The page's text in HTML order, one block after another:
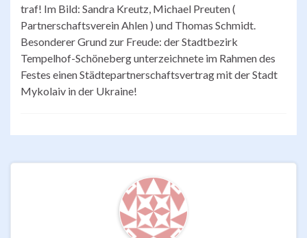
traf! Im Bild: Sandra Kreutz, Michael Preuten (
Partnerschaftsverein Ahlen ) und Thomas Schmidt.
Besonderer Grund zur Freude: der Stadtbezirk
Tempelhof-Schöneberg unterzeichnete im Rahmen des
Festes einen Städtepartnerschaftsvertrag mit der Stadt
Mykolaiv in der Ukraine!